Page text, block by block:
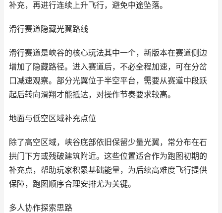
补充，再进行连续上升飞行，避免中途坠落。
滑行赛道隐藏光翼路线
滑行赛道是峡谷的核心玩法其中一个，新版本在赛道侧边
增加了隐藏路径。进入赛道后，不必全程加速，可在分岔
口减速观察。部分光翼位于半空平台，需要从赛道中段跃
起后转向滑翔才能抵达，对操作节奏要求较高。
地面与低空区域补充点位
除了高空区域，峡谷底部依旧保留少量光翼，常分布在石
拱门下方或残破建筑附近。这些位置适合作为跑图初期的
补充点，帮助玩家积累基础能量，为后续高难度飞行提供
保障，跑图顺序合理安排尤为关键。
多人协作探索思路